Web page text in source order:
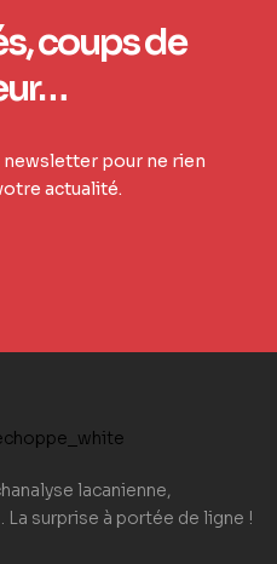
coups de
pour ne rien
actualité.
lacanienne,
surprise à portée de ligne !